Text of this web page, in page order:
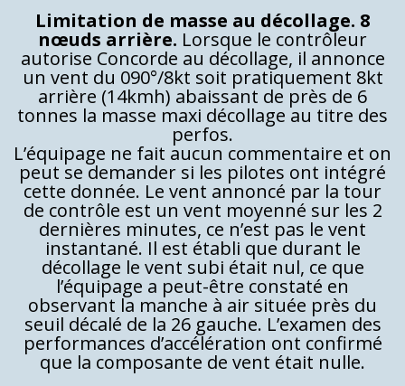
Limitation de masse au décollage. 8
nœuds arrière. Lorsque le contrôleur
autorise Concorde au décollage, il annonce
un vent du 090°/8kt soit pratiquement 8kt
arrière (14kmh) abaissant de près de 6
tonnes la masse maxi décollage au titre des
perfos.
L’équipage ne fait aucun commentaire et on
peut se demander si les pilotes ont intégré
cette donnée. Le vent annoncé par la tour
de contrôle est un vent moyenné sur les 2
dernières minutes, ce n’est pas le vent
instantané. Il est établi que durant le
décollage le vent subi était nul, ce que
l’équipage a peut-être constaté en
observant la manche à air située près du
seuil décalé de la 26 gauche. L’examen des
performances d’accélération ont confirmé
que la composante de vent était nulle.